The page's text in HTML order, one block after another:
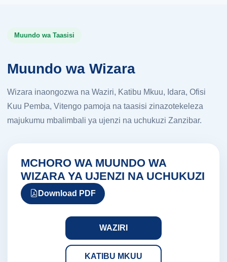
Muundo wa Taasisi
Muundo wa Wizara
Wizara inaongozwa na Waziri, Katibu Mkuu, Idara, Ofisi
Kuu Pemba, Vitengo pamoja na taasisi zinazotekeleza
majukumu mbalimbali ya ujenzi na uchukuzi Zanzibar.
MCHORO WA MUUNDO WA
WIZARA YA UJENZI NA UCHUKUZI
Download PDF
WAZIRI
KATIBU MKUU